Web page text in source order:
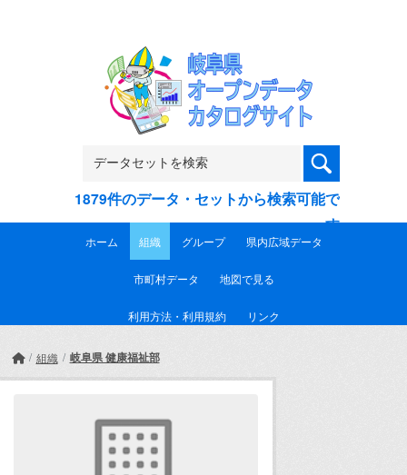
1879件のデータ・セットから検索可能で
す
ホーム 組織 グループ 県内広域データ
市町村データ 地図で見る
利用方法・利用規約 リンク
組織 岐阜県 健康福祉部